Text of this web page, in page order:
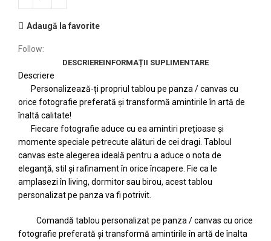
Adaugă la favorite
Follow:
DESCRIEREINFORMAȚII SUPLIMENTARE
Descriere
Personalizează-ți propriul tablou pe panza / canvas cu
orice fotografie preferată și transformă amintirile în artă de
înaltă calitate!
Fiecare fotografie aduce cu ea amintiri prețioase și
momente speciale petrecute alături de cei dragi. Tabloul
canvas este alegerea ideală pentru a aduce o nota de
eleganță, stil și rafinament în orice încapere. Fie ca le
amplasezi în living, dormitor sau birou, acest tablou
personalizat pe panza va fi potrivit.
Comandă tablou personalizat pe panza / canvas cu orice
fotografie preferată și transformă amintirile în artă de înalta